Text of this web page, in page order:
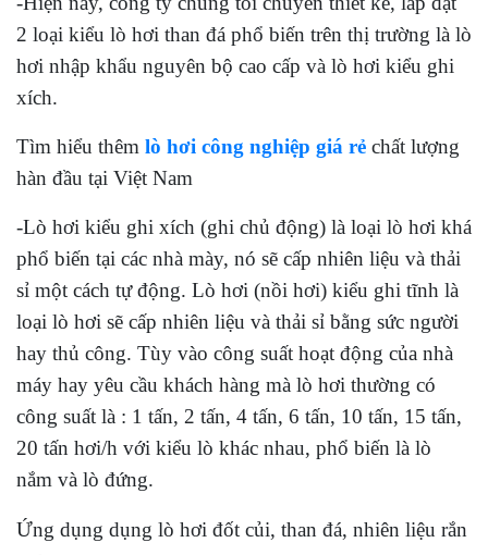
2 loại kiểu lò hơi than đá phổ biến trên thị trường là lò
hơi nhập khẩu nguyên bộ cao cấp và lò hơi kiểu ghi
xích.
Tìm hiểu thêm lò hơi công nghiệp giá rẻ chất lượng
hàn đầu tại Việt Nam
-Lò hơi kiểu ghi xích (ghi chủ động) là loại lò hơi khá
phổ biến tại các nhà mày, nó sẽ cấp nhiên liệu và thải
sỉ một cách tự động. Lò hơi (nồi hơi) kiểu ghi tĩnh là
loại lò hơi sẽ cấp nhiên liệu và thải sỉ bằng sức người
hay thủ công. Tùy vào công suất hoạt động của nhà
máy hay yêu cầu khách hàng mà lò hơi thường có
công suất là : 1 tấn, 2 tấn, 4 tấn, 6 tấn, 10 tấn, 15 tấn,
20 tấn hơi/h với kiểu lò khác nhau, phổ biến là lò
nắm và lò đứng.
Ứng dụng dụng lò hơi đốt củi, than đá, nhiên liệu rắn